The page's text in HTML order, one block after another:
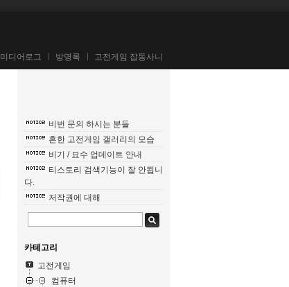
미디어로그 방명록 고전게임 잡동사니
비번 문의 하시는 분들
흔한 고전게임 갤러리의 모습
비기 / 묘수 업데이트 안내
티스토리 검색기능이 잘 안됩니
다.
저작권에 대해
카테고리
고전게임
컴퓨터